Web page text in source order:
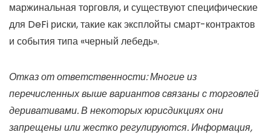
маржинальная торговля, и существуют специфические
для DeFi риски, такие как эксплойты смарт-контрактов
и события типа «черный лебедь».
Отказ от ответственности: Многие из
перечисленных выше вариантов связаны с торговлей
деривативами. В некоторых юрисдикциях они
запрещены или жестко регулируются. Информация,